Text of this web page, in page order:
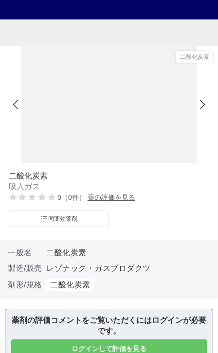
二酸化炭素
二酸化炭素
吸入ガス
0（0件） 薬の評価を見る
同薬効薬剤
一般名
二酸化炭素
製造/販売
レゾナック・ガスプロダクツ
剤形/規格
二酸化炭素
薬剤の評価コメントをご覧いただくにはログインが必要
です。
ログインして評価を見る